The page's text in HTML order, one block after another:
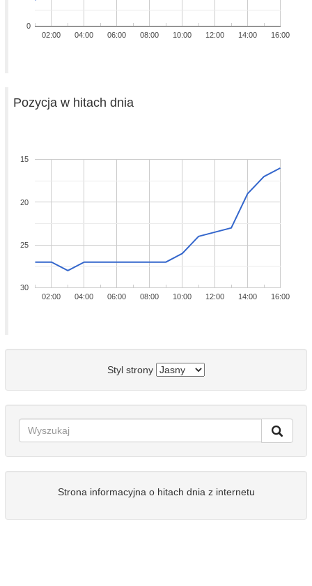
02:00 04:00 06:00 08:00 10:00 12:00 14:00 16:00
0
Pozycja w hitach dnia
02:00 04:00 06:00 08:00 10:00 12:00 14:00 16:00
15
20
25
30
Styl strony
Strona informacyjna o hitach dnia z internetu